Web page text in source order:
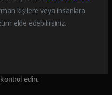
kişilere veya insanlara
elde edebilirsiniz.
bağlantısı, bu gibi çeşitli
edin.